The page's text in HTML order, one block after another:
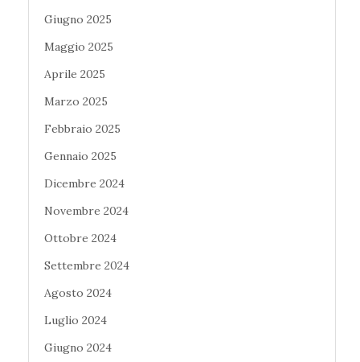
Giugno 2025
Maggio 2025
Aprile 2025
Marzo 2025
Febbraio 2025
Gennaio 2025
Dicembre 2024
Novembre 2024
Ottobre 2024
Settembre 2024
Agosto 2024
Luglio 2024
Giugno 2024